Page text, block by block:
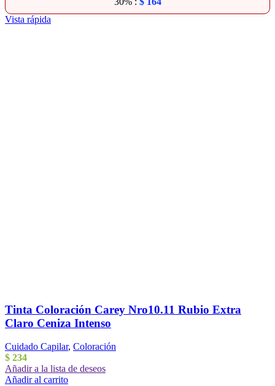
Vista rápida
Tinta Coloración Carey Nro10.11 Rubio Extra
Claro Ceniza Intenso
Cuidado Capilar, Coloración
$ 234
Añadir a la lista de deseos
Añadir al carrito